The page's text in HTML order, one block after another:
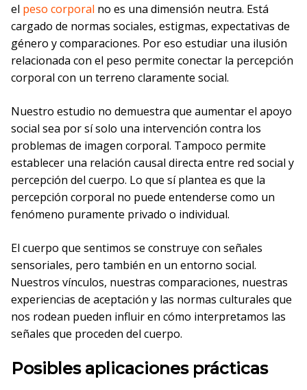
el peso corporal no es una dimensión neutra. Está
cargado de normas sociales, estigmas, expectativas de
género y comparaciones. Por eso estudiar una ilusión
relacionada con el peso permite conectar la percepción
corporal con un terreno claramente social.
Nuestro estudio no demuestra que aumentar el apoyo
social sea por sí solo una intervención contra los
problemas de imagen corporal. Tampoco permite
establecer una relación causal directa entre red social y
percepción del cuerpo. Lo que sí plantea es que la
percepción corporal no puede entenderse como un
fenómeno puramente privado o individual.
El cuerpo que sentimos se construye con señales
sensoriales, pero también en un entorno social.
Nuestros vínculos, nuestras comparaciones, nuestras
experiencias de aceptación y las normas culturales que
nos rodean pueden influir en cómo interpretamos las
señales que proceden del cuerpo.
Posibles aplicaciones prácticas